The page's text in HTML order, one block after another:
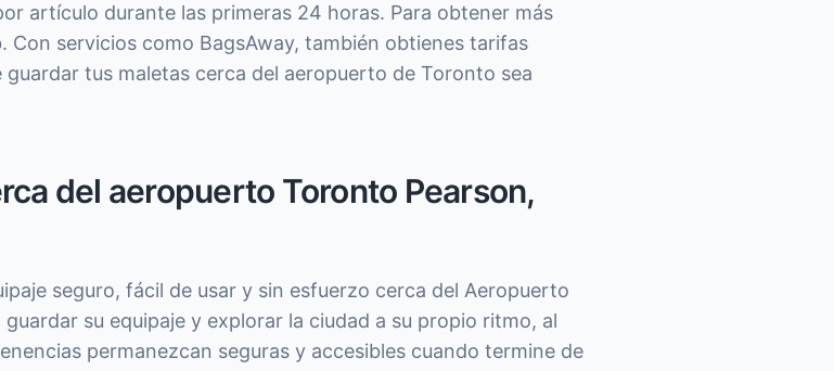
artículo durante las primeras 24 horas. Para obtener más
servicios como BagsAway, también obtienes tarifas
tus maletas cerca del aeropuerto de Toronto sea
del aeropuerto Toronto Pearson,
seguro, fácil de usar y sin esfuerzo cerca del Aeropuerto
su equipaje y explorar la ciudad a su propio ritmo, al
permanezcan seguras y accesibles cuando termine de